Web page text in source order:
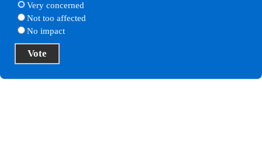
Very concerned
Not too affected
No impact